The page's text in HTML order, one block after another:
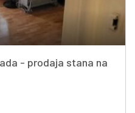
- prodaja stana na